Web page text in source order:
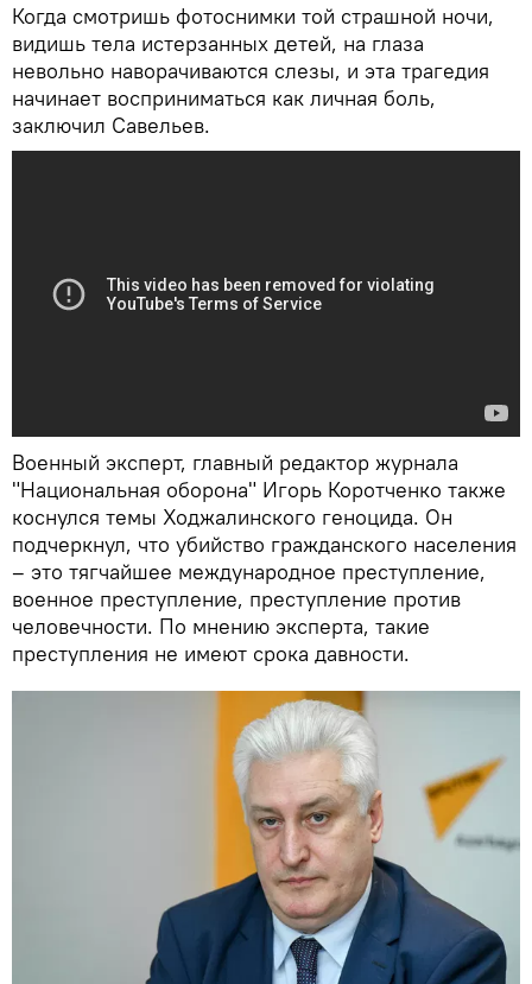
Когда смотришь фотоснимки той страшной ночи,
видишь тела истерзанных детей, на глаза
невольно наворачиваются слезы, и эта трагедия
начинает восприниматься как личная боль,
заключил Савельев.
Военный эксперт, главный редактор журнала
"Национальная оборона" Игорь Коротченко также
коснулся темы Ходжалинского геноцида. Он
подчеркнул, что убийство гражданского населения
– это тягчайшее международное преступление,
военное преступление, преступление против
человечности. По мнению эксперта, такие
преступления не имеют срока давности.